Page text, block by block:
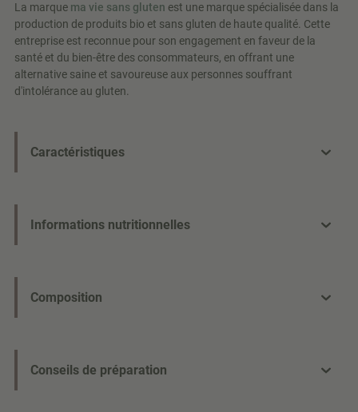
La marque ma vie sans gluten est une marque spécialisée dans la
production de produits bio et sans gluten de haute qualité. Cette
entreprise est reconnue pour son engagement en faveur de la
santé et du bien-être des consommateurs, en offrant une
alternative saine et savoureuse aux personnes souffrant
d'intolérance au gluten.
Caractéristiques
Informations nutritionnelles
Composition
Conseils de préparation